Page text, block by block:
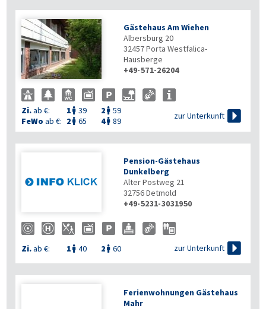
Gästehaus Am Wiehen
Albersburg 20
32457Porta Westfalica-
Hausberge
+49-571-26204
Zi.ab €: 1  39 2  59
FeWo ab €: 2  65 4 89
zur Unterkunft 
Pension-Gästehaus
Dunkelberg
Alter Postweg 21
32756Detmold
+49-5231-3031950
Zi.ab €: 1  40 2  60 zur Unterkunft 
Ferienwohnungen Gästehaus
Mahr